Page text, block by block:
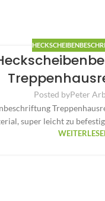
Posted byPeter
super leicht zu